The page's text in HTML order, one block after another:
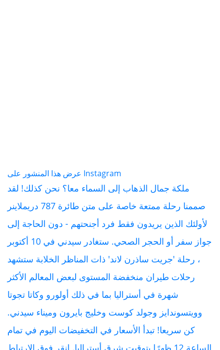
عرض هذا المنشور على Instagram
ملكة جمال الذهاب إلى السماء معا؟ نحن كذلك! لقد
صممنا رحلة ممتعة خاصة على متن طائرة 787 دريملاينر
لأولئك الذين يريدون فقط فرد أجنحتهم - دون الحاجة إلى
جواز سفر أو الحجر الصحي. ستغادر سيدني في 10 أكتوبر
، رحلة 'جريت ساذرن لاند' ذات المناظر الخلابة ستشهد
رحلات طيران منخفضة المستوى لبعض المعالم الأكثر
شهرة في أستراليا بما في ذلك أولورو وكاتا تجوتا
وويتسوندايز وجولد كوست وخليج بايرون وميناء سيدني.
كن سريعا! تبدأ الأسعار في التخفيضات اليوم في تمام